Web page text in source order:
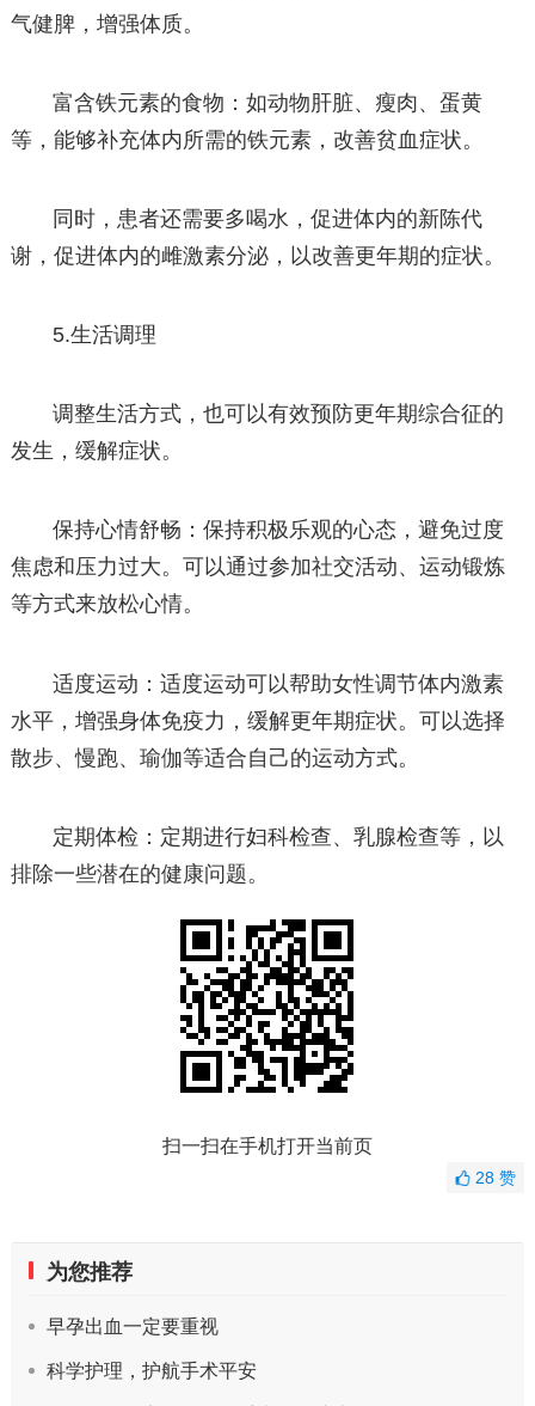
气健脾，增强体质。
富含铁元素的食物：如动物肝脏、瘦肉、蛋黄
等，能够补充体内所需的铁元素，改善贫血症状。
同时，患者还需要多喝水，促进体内的新陈代
谢，促进体内的雌激素分泌，以改善更年期的症状。
5.生活调理
调整生活方式，也可以有效预防更年期综合征的
发生，缓解症状。
保持心情舒畅：保持积极乐观的心态，避免过度
焦虑和压力过大。可以通过参加社交活动、运动锻炼
等方式来放松心情。
适度运动：适度运动可以帮助女性调节体内激素
水平，增强身体免疫力，缓解更年期症状。可以选择
散步、慢跑、瑜伽等适合自己的运动方式。
定期体检：定期进行妇科检查、乳腺检查等，以
排除一些潜在的健康问题。
扫一扫在手机打开当前页
28赞
为您推荐
早孕出血一定要重视
科学护理，护航手术平安